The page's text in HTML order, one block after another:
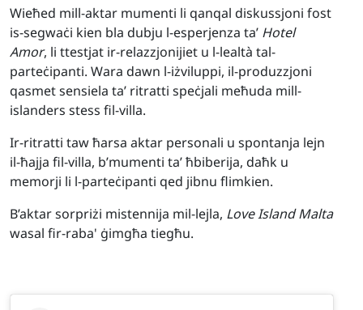
Wieħed mill-aktar mumenti li qanqal diskussjoni fost
is-segwaċi kien bla dubju l-esperjenza ta’ Hotel
Amor, li ttestjat ir-relazzjonijiet u l-lealtà tal-
parteċipanti. Wara dawn l-iżviluppi, il-produzzjoni
qasmet sensiela ta’ ritratti speċjali meħuda mill-
islanders stess fil-villa.
Ir-ritratti taw ħarsa aktar personali u spontanja lejn
il-ħajja fil-villa, b’mumenti ta’ ħbiberija, daħk u
memorji li l-parteċipanti qed jibnu flimkien.
B’aktar sorpriżi mistennija mil-lejla, Love Island Malta
wasal fir-raba' ġimgħa tiegħu.